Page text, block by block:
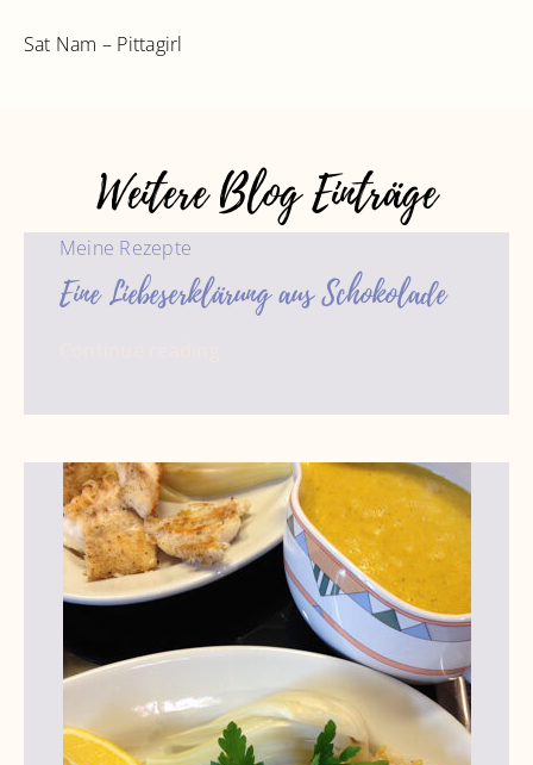
Sat Nam – Pittagirl
Weitere Blog Einträge
Meine Rezepte
Eine Liebeserklärung aus Schokolade